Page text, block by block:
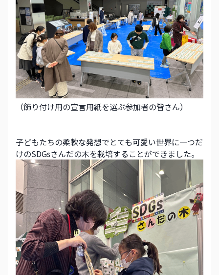
（飾り付け用の宣言用紙を選ぶ参加者の皆さん）
子どもたちの柔軟な発想でとても可愛い世界に一つだ
けのSDGsさんだの木を栽培することができました。